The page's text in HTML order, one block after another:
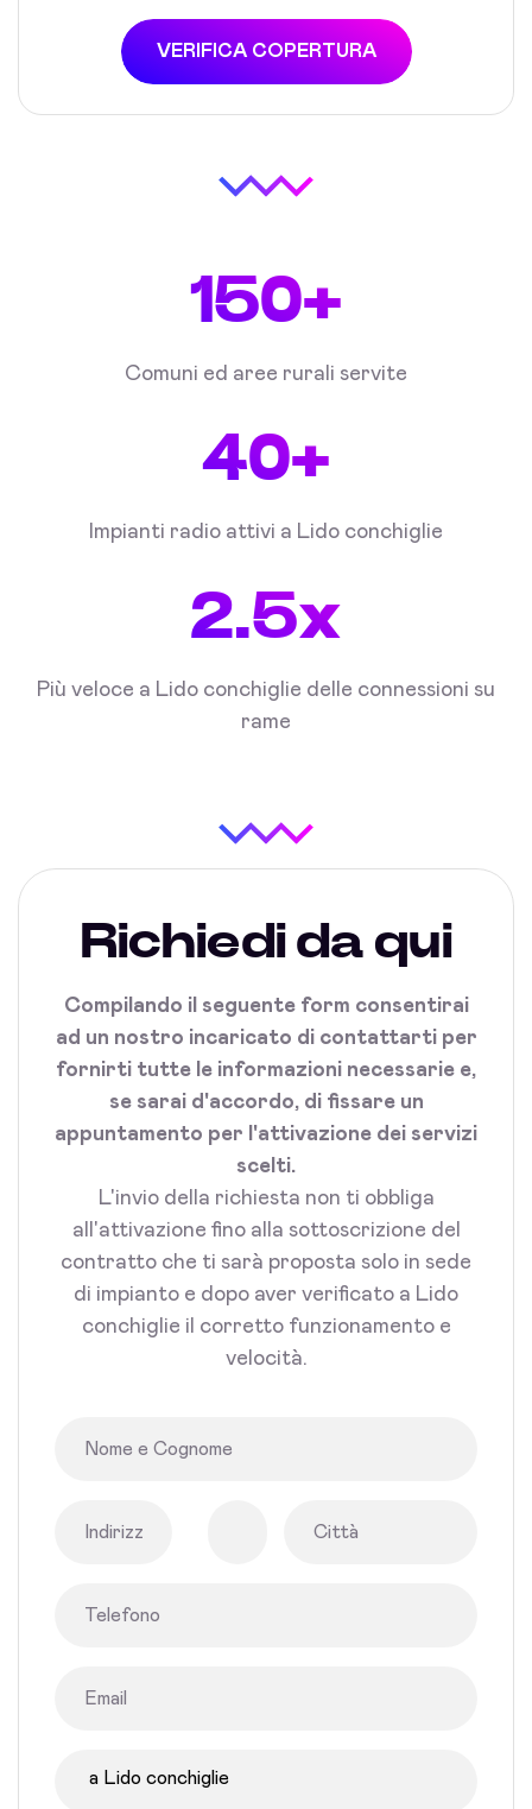
VERIFICA COPERTURA
150+
Comuni ed aree rurali servite
40+
Impianti radio attivi a Lido conchiglie
2.5x
Più veloce a Lido conchiglie delle connessioni su
rame
Richiedi da qui
Compilando il seguente form consentirai
ad un nostro incaricato di contattarti per
fornirti tutte le informazioni necessarie e,
se sarai d'accordo, di fissare un
appuntamento per l'attivazione dei servizi
scelti.
L'invio della richiesta non ti obbliga
all'attivazione fino alla sottoscrizione del
contratto che ti sarà proposta solo in sede
di impianto e dopo aver verificato a Lido
conchiglie il corretto funzionamento e
velocità.